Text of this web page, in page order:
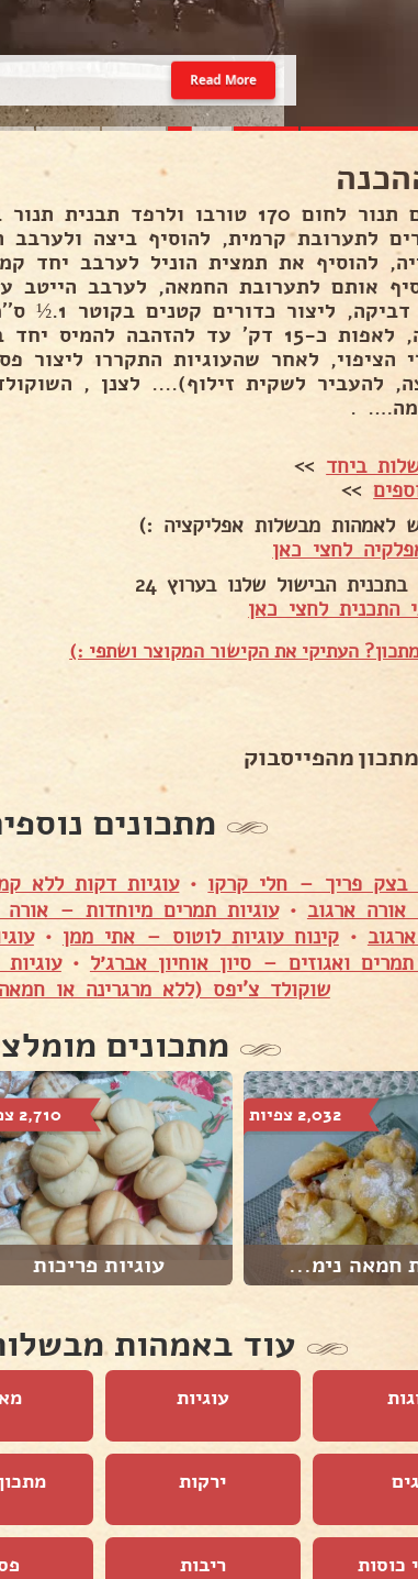
Read More
לחמם תנור לחום 170 טורבו
לתערובת קרמית, להוסיף ביצה ולערבב
להוסיף את תמצית הוניל לערבב יחד
אותם לתערובת החמאה, לערבב
מאד דביקה,
קטנה, לאפות כ-15 דק' עד להזהבה
הציפוי, לאחר שהעוגיות התקררו ליצור
להעביר לשקית זילוף).... לצנן ,
.
ביחד >>
>>
לאמהות מבשלות אפליקציה :)
לחצי כאן
הבישול שלנו בערוץ 24
התכנית לחצי כאן
העתיקי את הקישור המקוצר ושתפי :)
מהפייסבוק
מתכונים
בצק פריך – חלי קרקו •עוגיות דקות ללא
אורה ארגוב •עוגיות תמרים מיוחדות – אורה
•קינוח עוגיות לוטוס – אתי ממן •
ואגוזים – סיון אוחיון אברג׳ל •
שוקולד צ'יפס (ללא מרגרינה או
מתכונים
2,032 צפיות
חמאה נימ...
2,710 צפיות
עוגיות פריכות
עוד באמהות
עוגיות
ירקות
כוסות ריבות